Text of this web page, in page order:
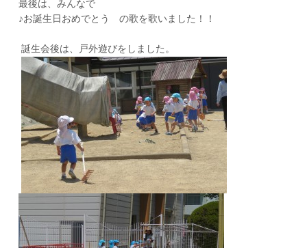
最後は、みんなで
♪お誕生日おめでとう の歌を歌いました！！
誕生会後は、戸外遊びをしました。